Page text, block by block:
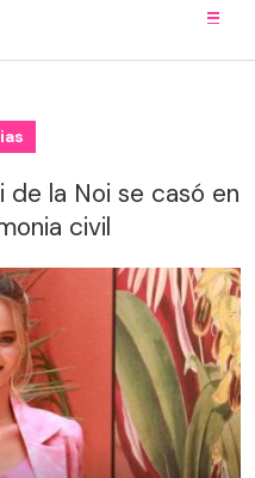
de la Noi se casó en
civil